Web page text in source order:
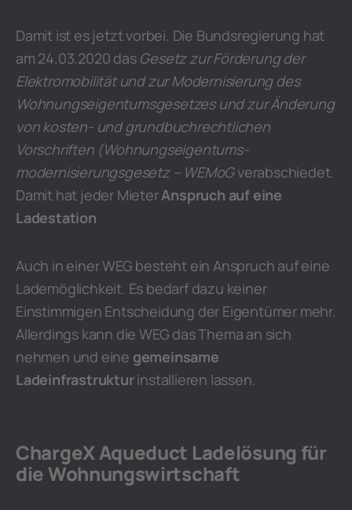
Damit ist es jetzt vorbei. Die Bundsregierung hat
am 24.03.2020 das Gesetz zur Förderung der
Elektromobilität und zur Modernisierung des
Wohnungseigentumsgesetzes und zur Änderung
von kosten- und grundbuchrechtlichen
Vorschriften (Wohnungseigentums-
modernisierungsgesetz – WEMoGverabschiedet.
Damit hat jeder MieterAnspruch auf eine
Ladestation
Auch in einer WEG besteht ein Anspruch auf eine
Lademöglichkeit. Es bedarf dazu keiner
Einstimmigen Entscheidung der Eigentümer mehr.
Allerdings kann die WEG das Thema an sich
nehmen und eine gemeinsame
Ladeinfrastrukturinstallieren lassen.
ChargeX Aqueduct Ladelösung für
die Wohnungswirtschaft